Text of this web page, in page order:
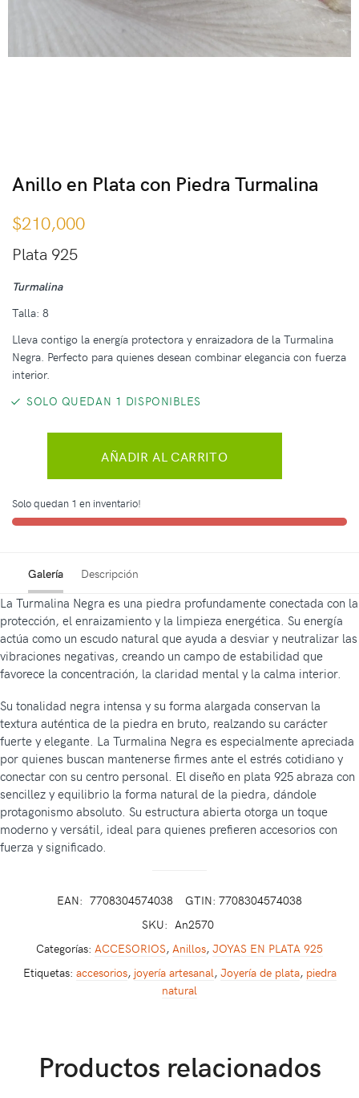
Anillo en Plata con Piedra Turmalina
$210,000
Plata 925
Turmalina
Talla: 8
Lleva contigo la energía protectora y enraizadora de la Turmalina
Negra. Perfecto para quienes desean combinar elegancia con fuerza
interior.
SOLO QUEDAN 1 DISPONIBLES
AÑADIR AL CARRITO
Solo quedan 1 en inventario!
Galería Descripción
La Turmalina Negra es una piedra profundamente conectada con la
protección, el enraizamiento y la limpieza energética. Su energía
actúa como un escudo natural que ayuda a desviar y neutralizar las
vibraciones negativas, creando un campo de estabilidad que
favorece la concentración, la claridad mental y la calma interior.
Su tonalidad negra intensa y su forma alargada conservan la
textura auténtica de la piedra en bruto, realzando su carácter
fuerte y elegante. La Turmalina Negra es especialmente apreciada
por quienes buscan mantenerse firmes ante el estrés cotidiano y
conectar con su centro personal. El diseño en plata 925 abraza con
sencillez y equilibrio la forma natural de la piedra, dándole
protagonismo absoluto. Su estructura abierta otorga un toque
moderno y versátil, ideal para quienes prefieren accesorios con
fuerza y significado.
EAN: 7708304574038
GTIN: 7708304574038
SKU: An2570
Categorías: ACCESORIOS, Anillos, JOYAS EN PLATA 925
Etiquetas: accesorios, joyería artesanal, Joyería de plata, piedra
natural
Productos relacionados